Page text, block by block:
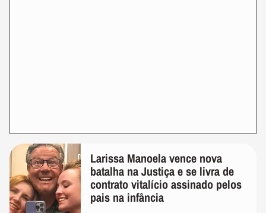
Larissa Manoela vence nova
batalha na Justiça e se livra de
contrato vitalício assinado pelos
pais na infância